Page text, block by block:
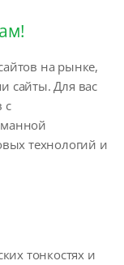
на рынке,
сайты. Для вас
с
технологий и
тонкостях и